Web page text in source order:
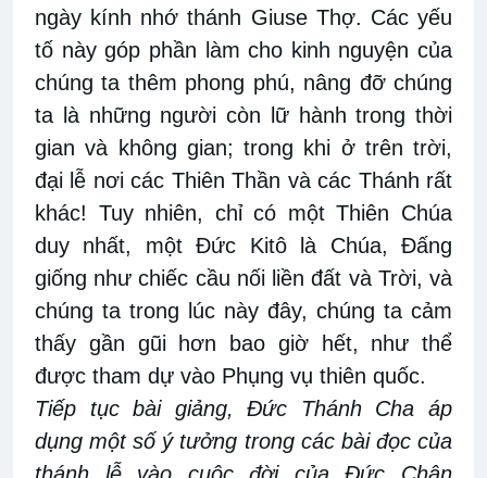
ngày kính nhớ thánh Giuse Thợ. Các yếu
tố này góp phần làm cho kinh nguyện của
chúng ta thêm phong phú, nâng đỡ chúng
ta là những người còn lữ hành trong thời
gian và không gian; trong khi ở trên trời,
đại lễ nơi các Thiên Thần và các Thánh rất
khác! Tuy nhiên, chỉ có một Thiên Chúa
duy nhất, một Đức Kitô là Chúa, Đấng
giống như chiếc cầu nối liền đất và Trời, và
chúng ta trong lúc này đây, chúng ta cảm
thấy gần gũi hơn bao giờ hết, như thể
được tham dự vào Phụng vụ thiên quốc.
Tiếp tục bài giảng, Đức Thánh Cha áp
dụng một số ý tưởng trong các bài đọc của